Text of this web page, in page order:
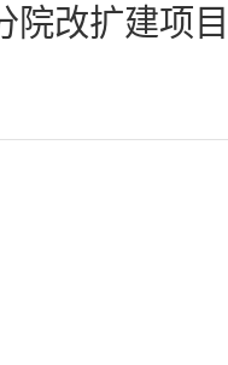
院改扩建项